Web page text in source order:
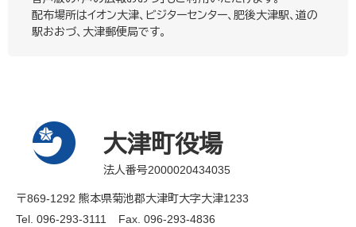
配布場所はイオン大津、ビジターセンター、肥後大津駅、道の
駅おおづ、大津郵便局です。
大津町役場
法人番号2000020434035
〒869-1292 熊本県菊池郡大津町大字大津1233
Tel. 096-293-3111
Fax. 096-293-4836